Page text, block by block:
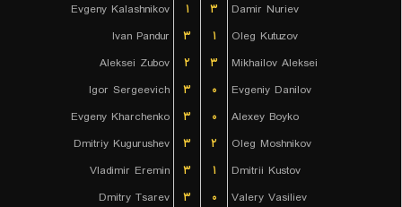
Evgeny Kalashnikov
۱ ۳
Damir Nuriev
Ivan Pandur
۳ ۱
Oleg Kutuzov
Aleksei Zubov
۲ ۳
Mikhailov Aleksei
Igor Sergeevich
۳ ۰
Evgeniy Danilov
Evgeny Kharchenko
۳ ۰
Alexey Boyko
Dmitriy Kugurushev
۳ ۲
Oleg Moshnikov
Vladimir Eremin
۳ ۱
Dmitrii Kustov
Dmitry Tsarev
۳ ۰
Valery Vasiliev